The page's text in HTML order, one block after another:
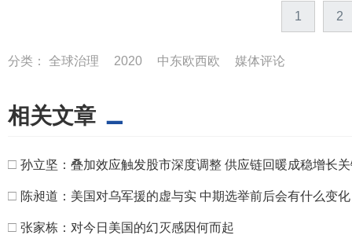
1 2
分类： 全球治理 2020 中东欧西欧 媒体评论
相关文章
□ 孙立坚：叠加效应触发股市深度调整 供应链回暖成稳增长
□ 陈昶道：美国对乌军援的虚与实 中期选举前后会有什么变化
□ 张家栋：对今日美国的幻灭感因何而起